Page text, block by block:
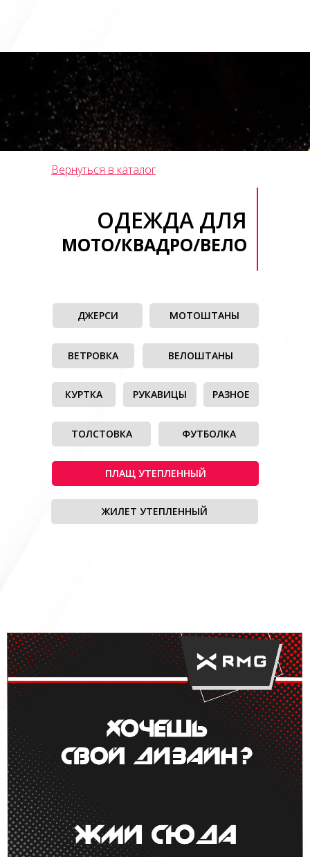
ОДЕЖДА ДЛЯ
МОТО/КВАДРО/ВЕЛО
Вернуться в каталог
ДЖЕРСИ МОТОШТАНЫ
ВЕЛОШТАНЫ
ТОЛСТОВКА
ВЕТРОВКА
КУРТКА РУКАВИЦЫ
ФУТБОЛКА
ПЛАЩ УТЕПЛЕННЫЙ
ЖИЛЕТ УТЕПЛЕННЫЙ
РАЗНОЕ